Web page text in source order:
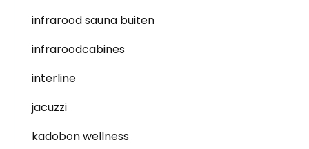
infrarood sauna buiten
infraroodcabines
interline
jacuzzi
kadobon wellness